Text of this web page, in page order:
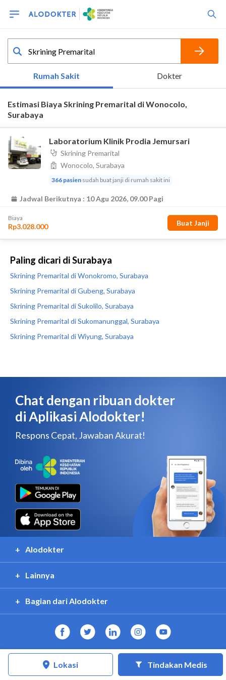
Paling dicari di Surabaya
Skrining Premarital di Wonokromo, Surabaya
Skrining Premarital di Gubeng, Surabaya
Skrining Premarital di Sukolilo, Surabaya
Skrining Premarital di Sukomanunggal, Surabaya
Skrining Premarital di Wiyung, Surabaya